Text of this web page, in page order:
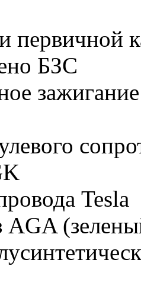
первичной
БЗС
Tesla